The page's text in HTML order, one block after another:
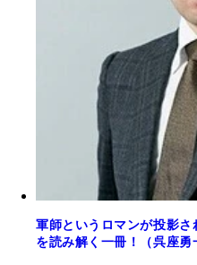
軍師というロマンが投影
を読み解く一冊！（呉座勇